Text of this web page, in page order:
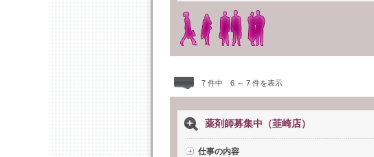
7 件中 6 ～ 7 件を表示
薬剤師募集中（韮崎店）
仕事の内容